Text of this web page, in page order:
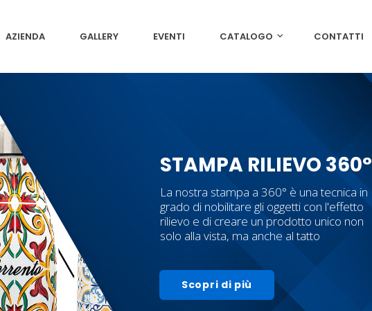
AZIENDA GALLERY EVENTI CATALOGO CONTATTI
STAMPA RILIEVO 360°
Scopri di più
La nostra stampa a 360° è una tecnica in
grado di nobilitare gli oggetti con l'effetto
rilievo e di creare un prodotto unico non
solo alla vista, ma anche al tatto